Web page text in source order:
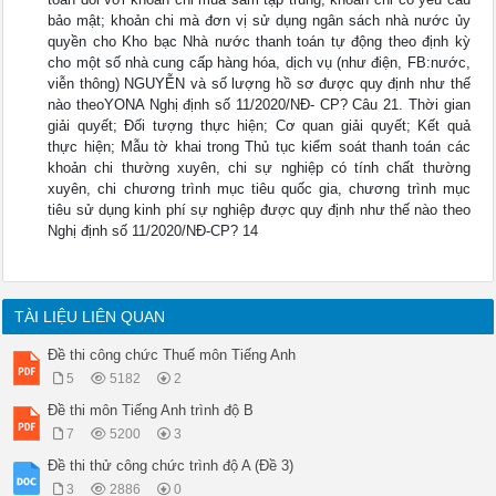
bảo mật; khoản chi mà đơn vị sử dụng ngân sách nhà nước ủy
quyền cho Kho bạc Nhà nước thanh toán tự động theo định kỳ
cho một số nhà cung cấp hàng hóa, dịch vụ (như điện, FB:nước,
viễn thông) NGUYỄN và số lượng hồ sơ được quy định như thế
nào theoYONA Nghị định số 11/2020/NĐ- CP? Câu 21. Thời gian
giải quyết; Đối tượng thực hiện; Cơ quan giải quyết; Kết quả
thực hiện; Mẫu tờ khai trong Thủ tục kiểm soát thanh toán các
khoản chi thường xuyên, chi sự nghiệp có tính chất thường
xuyên, chi chương trình mục tiêu quốc gia, chương trình mục
tiêu sử dụng kinh phí sự nghiệp được quy định như thế nào theo
Nghị định số 11/2020/NĐ-CP? 14
TÀI LIỆU LIÊN QUAN
Đề thi công chức Thuế môn Tiếng Anh
5 5182 2
Đề thi môn Tiếng Anh trình độ B
7 5200 3
Đề thi thử công chức trình độ A (Đề 3)
3 2886 0